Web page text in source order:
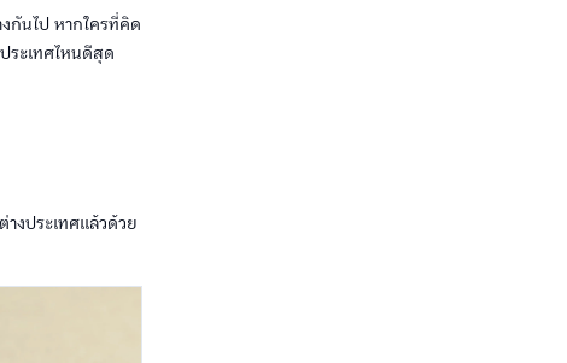
กันไป หากใครที่คิด
ระเทศไหนดีสุด
างประเทศแล้วด้วย